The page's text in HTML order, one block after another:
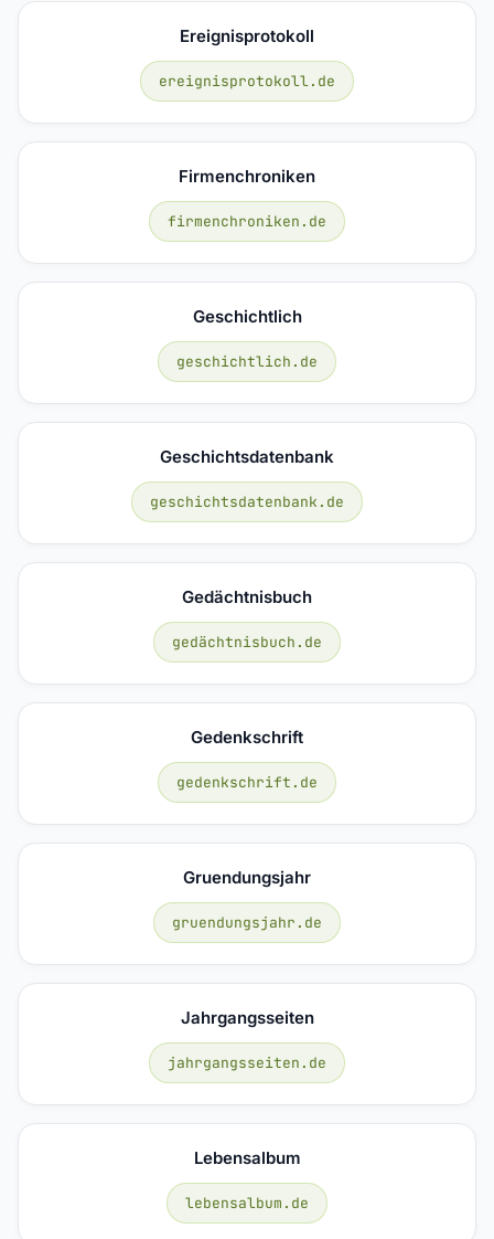
Ereignisprotokoll
ereignisprotokoll.de
Firmenchroniken
firmenchroniken.de
Geschichtlich
geschichtlich.de
Geschichtsdatenbank
geschichtsdatenbank.de
Gedächtnisbuch
gedächtnisbuch.de
Gedenkschrift
gedenkschrift.de
Gruendungsjahr
gruendungsjahr.de
Jahrgangsseiten
jahrgangsseiten.de
Lebensalbum
lebensalbum.de